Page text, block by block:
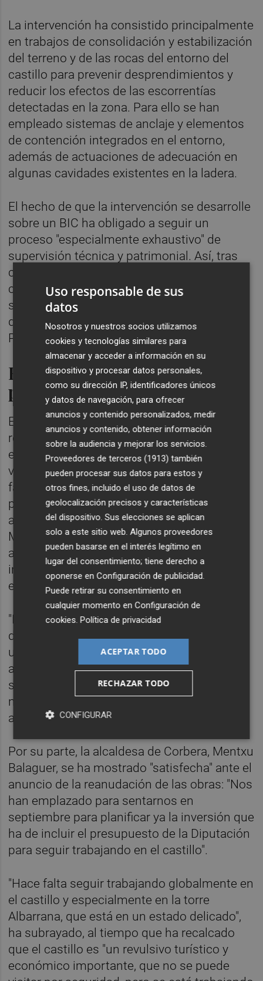
La intervención ha consistido principalmente
en trabajos de consolidación y estabilización
del terreno y de las rocas del entorno del
castillo para prevenir desprendimientos y
reducir los efectos de las escorrentías
detectadas en la zona. Para ello se han
empleado sistemas de anclaje y elementos
de contención integrados en el entorno,
además de actuaciones de adecuación en
algunas cavidades existentes en la ladera.
El hecho de que la intervención se desarrolle
sobre un BIC ha obligado a seguir un
proceso "especialmente exhaustivo" de
supervisión técnica y patrimonial. Así, tras
completarse los estudios arqueológicos, la
continuación de las obras se realizará bajo
supervisión arqueológica y conforme a las
directrices establecidas por los servicios de
Patrimonio Cultural.
Recuperación e integración
paisajística
En este sentido, el proyecto concluirá con la
recuperación e integración paisajística del
entorno del castillo y de los accesos
vinculados a la actuación, con el objetivo de
favorecer su adecuación al paisaje y
preservar los valores históricos y
ambientales del enclave. Durante la visita,
Mompó ha destacado que la espera "ha
acabado": "Retomamos el proyecto que
iniciamos cuando llegamos a la Diputación
en 2023 tras años de desidia".
"Nos encontramos este castillo, propiedad
de la institución provincial desde 2003, en
una situación inaceptable para una
administración pública. Había proyectos
sobre el papel y dinero comprometido, pero
no voluntad real de ejecutarlo", ha
asegurado.
Por su parte, la alcaldesa de Corbera, Mentxu
Balaguer, se ha mostrado "satisfecha" ante el
anuncio de la reanudación de las obras: "Nos
han emplazado para sentarnos en
septiembre para planificar ya la inversión que
ha de incluir el presupuesto de la Diputación
para seguir trabajando en el castillo".
"Hace falta seguir trabajando globalmente en
el castillo y especialmente en la torre
Albarrana, que está en un estado delicado",
ha subrayado, al tiempo que ha recalcado
que el castillo es "un revulsivo turístico y
económico importante, que no se puede
Uso responsable de sus
datos
Nosotros y nuestros socios utilizamos
cookies y tecnologías similares para
almacenar y acceder a información en su
dispositivo y procesar datos personales,
como su dirección IP, identificadores únicos
y datos de navegación, para ofrecer
anuncios y contenido personalizados, medir
anuncios y contenido, obtener información
sobre la audiencia y mejorar los servicios.
Proveedores de terceros (1913) también
pueden procesar sus datos para estos y
otros fines, incluido el uso de datos de
geolocalización precisos y características
del dispositivo. Sus elecciones se aplican
solo a este sitio web. Algunos proveedores
pueden basarse en el interés legítimo en
lugar del consentimiento; tiene derecho a
oponerse enConfiguración de publicidad.
Puede retirar su consentimiento en
cualquier momento enConfiguración de
cookies.Política de privacidad
ACEPTAR TODO
RECHAZAR TODO
CONFIGURAR